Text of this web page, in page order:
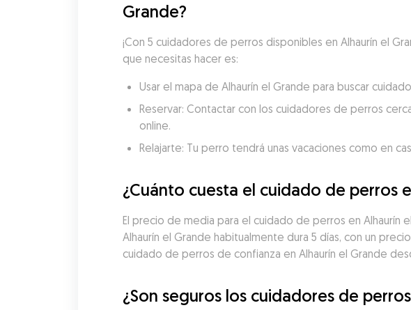
Grande?
¡Con 5 cuidadores de perros disponibles en Alhaurín el
que necesitas hacer es:
Usar el mapa de Alhaurín el Grande para buscar
Reservar: Contactar con los cuidadores de perros
online.
Relajarte: Tu perro tendrá unas vacaciones como en
¿Cuánto cuesta el cuidado de perros
El precio de media para el cuidado de perros en
Alhaurín el Grande habitualmente dura 5 días, con un
cuidado de perros de confianza en Alhaurín el Grande
¿Son seguros los cuidadores de